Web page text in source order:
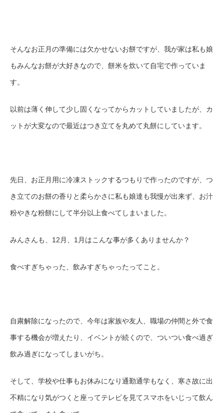
そんなお正月の準備には欠かせないお餅ですが、我が家は私も娘
もみんなお餅が大好きなので、餅米を炊いて自宅で作っていま
す。
以前は薄く伸して少し固くなってからカットしていましたが、カ
ットが大変なので最近はつき立てを丸めて丸餅にしています。
先日、お正月用に冷凍ストックするつもりで作ったのですが、つ
き立てのお餅の香りと柔らかさに私も娘達も我慢が出来ず、お汁
粉やきな粉餅にして半分以上食べてしまいました。
みんさんも、 12月、1月はこんな事が多くありませんか？
食べすぎちゃった、飲みすぎちゃったってこと。
自粛解除になったので、今年は家族や友人、職場の仲間と外で食
事する機会が増えたり、イベントが続くので、ついつい食べ過ぎ
飲み過ぎになってしまいがち。
そして、学校や仕事もお休みになり通勤通学もなく、寒さ故に出
不精になり気がつくと座ってテレビを見てスマホをいじって飲ん